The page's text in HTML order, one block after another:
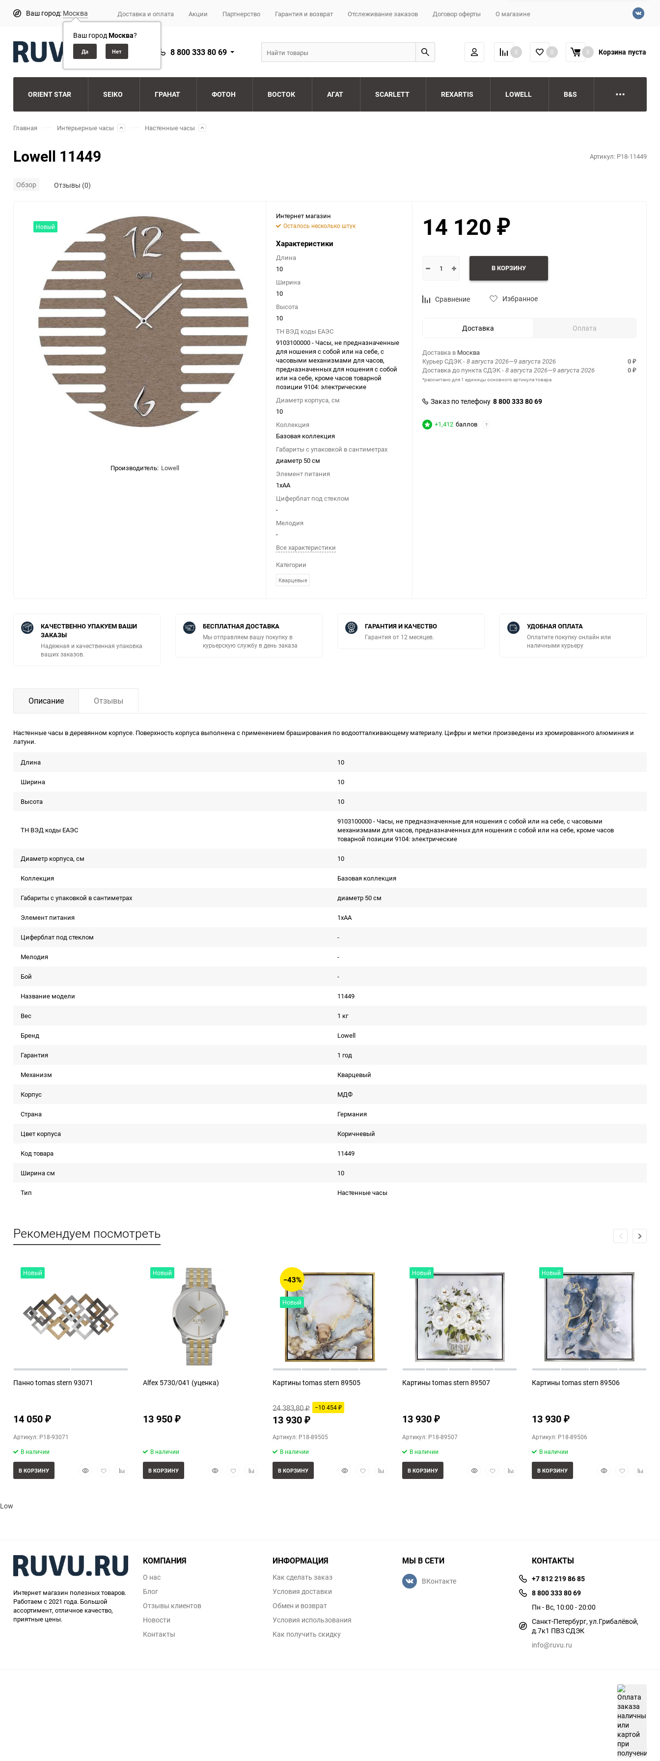
Ваш город: Москва
Ваш городМосква?
Доставка и оплата Акции Партнерство Гарантия и возврат Отслеживание заказов Договор оферты О магазине
8 800 333 80 69 0 0 0 Корзина пуста
ORIENT STAR SEIKO ГРАНАТ ФОТОН ВОСТОК АГАТ SCARLETT REXARTIS LOWELL B&S
Главная Интерьерные часы Настенные часы
Lowell 11449 Артикул: P18-11449
Обзор Отзывы (0)
Новый
Производитель: Lowell
Интернет магазин
Осталось несколько штук
Характеристики
Длина
10
Ширина
10
Высота
10
ТН ВЭД коды ЕАЭС
9103100000 - Часы, не предназначенные
для ношения с собой или на себе, с
часовыми механизмами для часов,
предназначенных для ношения с собой
или на себе, кроме часов товарной
позиции 9104: электрические
Диаметр корпуса, см
10
Коллекция
Базовая коллекция
Габариты с упаковкой в сантиметрах
диаметр 50 см
Элемент питания
1xAA
Циферблат под стеклом
-
Мелодия
-
Все характеристики
Категории
Кварцевые
14 120 ₽
В КОРЗИНУ
Сравнение Избранное
Доставка Оплата
Доставка в Москва
Курьер СДЭК- 8 августа 2026—9 августа 2026 0 ₽
Доставка до пункта СДЭК- 8 августа 2026—9 августа 2026 0 ₽
*рассчитано для 1 единицы основного артикула товара
Заказ по телефону 8 800 333 80 69
+1,412 баллов ?
КАЧЕСТВЕННО УПАКУЕМ ВАШИ
ЗАКАЗЫ
Надежная и качественная упаковка
ваших заказов.
БЕСПЛАТНАЯ ДОСТАВКА
Мы отправляем вашу покупку в
курьерскую службу в день заказа
ГАРАНТИЯ И КАЧЕСТВО
Гарантия от 12 месяцев.
УДОБНАЯ ОПЛАТА
Оплатите покупку онлайн или
наличными курьеру
Описание Отзывы
Настенные часы в деревянном корпусе. Поверхность корпуса выполнена с применением браширования по водоотталкивающему материалу. Цифры и метки произведены из хромированного алюминия и
латуни.
Длина 10
Ширина 10
Высота 10
ТН ВЭД коды ЕАЭС
9103100000 - Часы, не предназначенные для ношения с собой или на себе, с часовыми
механизмами для часов, предназначенных для ношения с собой или на себе, кроме часов
товарной позиции 9104: электрические
Диаметр корпуса, см 10
Коллекция Базовая коллекция
Габариты с упаковкой в сантиметрах диаметр 50 см
Элемент питания 1xAA
Циферблат под стеклом -
Мелодия -
Бой -
Название модели 11449
Вес 1 кг
Бренд Lowell
Гарантия 1 год
Механизм Кварцевый
Корпус МДФ
Страна Германия
Цвет корпуса Коричневый
Код товара 11449
Ширина см 10
Тип Настенные часы
Рекомендуем посмотреть
Новый
Панно tomas stern 93071
14 050 ₽
Артикул: P18-93071
В наличии
БыстрыйДобавитьДобавить
В КОРЗИНУ
Новый
Alfex 5730/041 (уценка)
13 950 ₽
В наличии
БыстрыйДобавитьДобавить
В КОРЗИНУ
−43%
Новый
Картины tomas stern 89505
24 383,80₽ −10 454 ₽
13 930 ₽
Артикул: P18-89505
В наличии
БыстрыйДобавитьДобавить
В КОРЗИНУ
Новый
Картины tomas stern 89507
13 930 ₽
Артикул: P18-89507
В наличии
БыстрыйДобавитьДобавить
В КОРЗИНУ
Новый
Картины tomas stern 89506
13 930 ₽
Артикул: P18-89506
В наличии
БыстрыйДобавить
В КОРЗИНУ
Lowell
Интернет магазин полезных товаров.
Работаем с 2021 года. Большой
ассортимент, отличное качество,
приятные цены.
КОМПАНИЯ
О нас
Блог
Отзывы клиентов
Новости
Контакты
ИНФОРМАЦИЯ
Как сделать заказ
Условия доставки
Обмен и возврат
Условия использования
Как получить скидку
МЫ В СЕТИ
ВКонтакте
КОНТАКТЫ
+7 812 219 86 85
8 800 333 80 69
Пн - Вс, 10:00 - 20:00
Санкт-Петербург, ул.​​Грибалёвой,
д.7к1 ПВЗ СДЭК
info@ruvu.ru